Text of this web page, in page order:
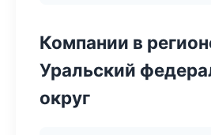
Компании в
Уральский
округ